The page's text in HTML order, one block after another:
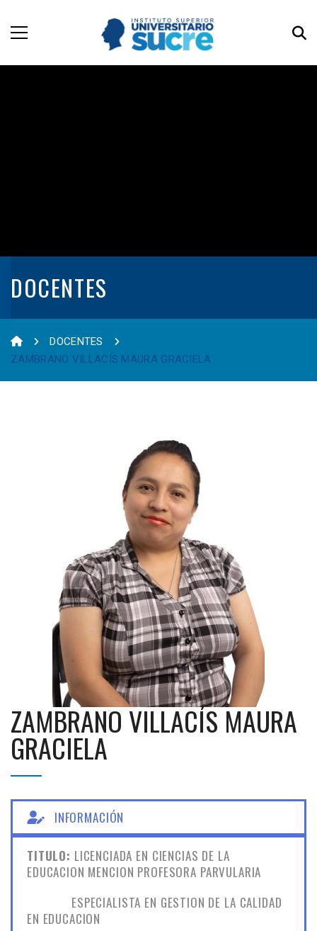
DOCENTES
DOCENTES
ZAMBRANO VILLACÍS MAURA GRACIELA
ZAMBRANO VILLACÍS MAURA
GRACIELA
INFORMACIÓN
TITULO: LICENCIADA EN CIENCIAS DE LA
EDUCACION MENCION PROFESORA PARVULARIA
ESPECIALISTA EN GESTION DE LA CALIDAD
EN EDUCACION